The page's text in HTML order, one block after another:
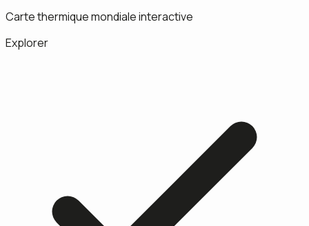
Carte thermique mondiale interactive
Explorer